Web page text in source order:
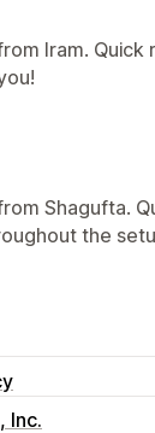
Iram.
Shagufta.
the
Inc.